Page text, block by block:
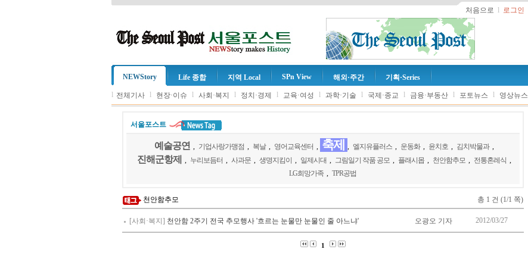
처음으로 l 로그인
NEWStory Life 종합 지역 Local SPn View 해외·주간 기획·Series
l 전체기사 l 현장·이슈 l 사회·복지 l 정치·경제 l 교육·여성 l 과학·기술 l 국제·종교 l 금융·부동산 l 포토뉴스 l 영상뉴스
서울포스트
예술공연 기업사랑가맹점 복날 영어교육센터 축제 엘지유플러스 운동화 윤치호 김치박물과
진해군항제 누리보듬터 사과문 생명지킴이 일제시대 그림일기 작품 공모 플래시몹 천안함추모 전통혼레식
LG희망가족
TPR공법
천안함추모 총 1 건 (1/1 쪽)
[사회·복지] 천안함 2주기 전국 추모행사 '흐르는 눈물만 눈물인 줄 아느냐' 오광오 기자 2012/03/27
1